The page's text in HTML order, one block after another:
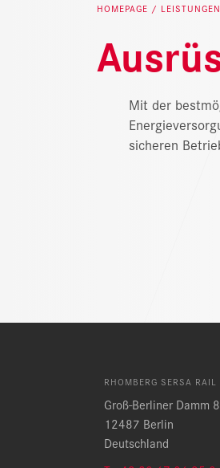
HOMEPAGE
Mit der
sicheren
RHOMBERG SERSA
Groß-Berliner Damm
12487 Berlin
Deutschland